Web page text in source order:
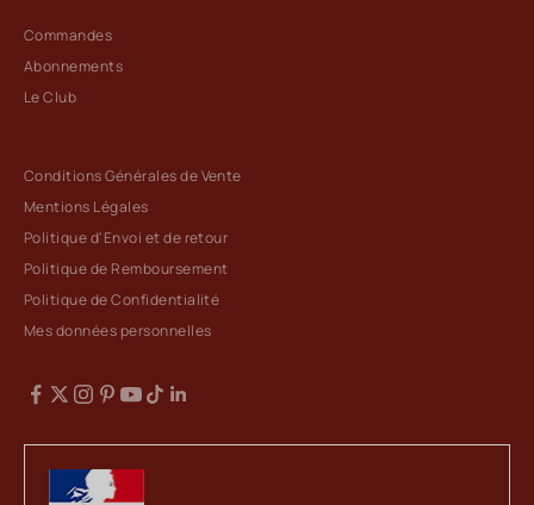
Commandes
Abonnements
Le Club
Conditions Générales de Vente
Mentions Légales
Politique d'Envoi et de retour
Politique de Remboursement
Politique de Confidentialité
Mes données personnelles